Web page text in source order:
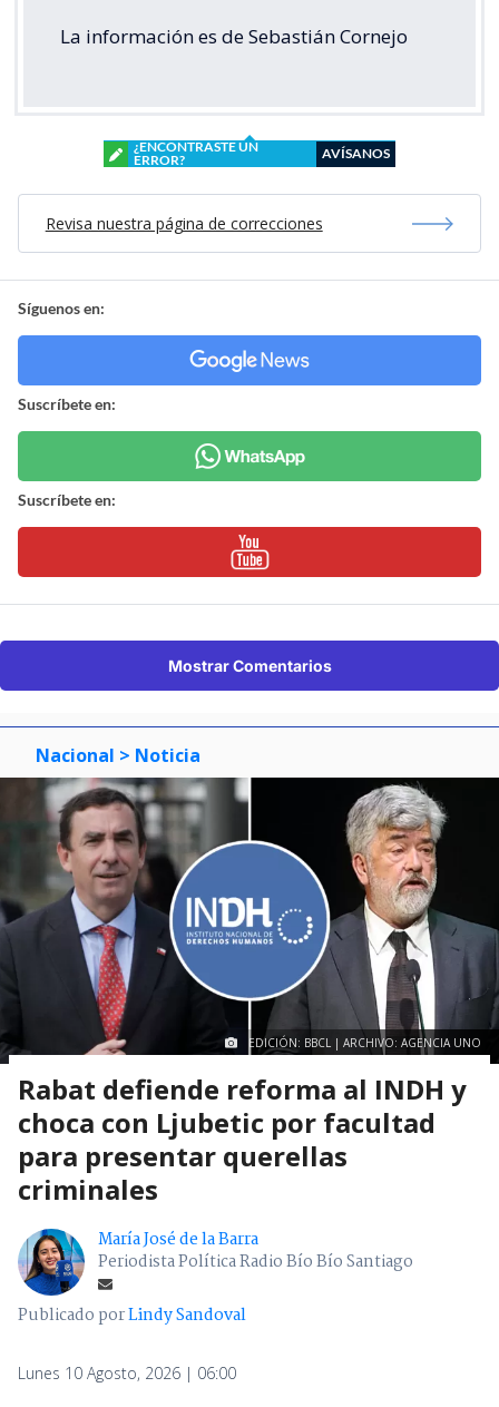
La información es de Sebastián Cornejo
¿ENCONTRASTE UN
ERROR?
AVÍSANOS
Revisa nuestra página de correcciones
Síguenos en:
Suscríbete en:
Suscríbete en:
Mostrar Comentarios
Nacional > Noticia
EDICIÓN: BBCL | ARCHIVO: AGENCIA UNO
Rabat defiende reforma al INDH y
choca con Ljubetic por facultad
para presentar querellas
criminales
María José de la Barra
Periodista Política Radio Bío Bío Santiago
Publicado porLindy Sandoval
Lunes 10 Agosto, 2026 | 06:00